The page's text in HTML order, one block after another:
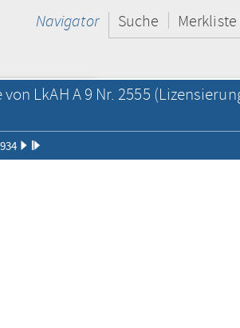
Navigator Suche Merkliste
LkAH A 9 Nr. 2555